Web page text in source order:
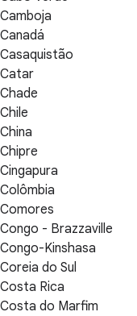
Camboja
Canadá
Casaquistão
Catar
Chade
Chile
China
Chipre
Cingapura
Colômbia
Comores
Congo - Brazzaville
Congo-Kinshasa
Coreia do Sul
Costa Rica
Costa do Marfim